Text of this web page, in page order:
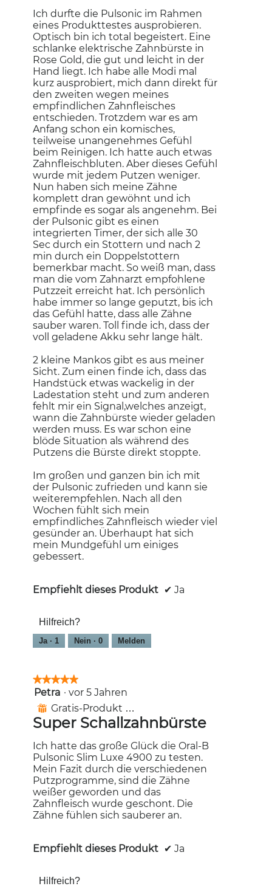
Ich durfte die Pulsonic im Rahmen
eines Produkttestes ausprobieren.
Optisch bin ich total begeistert. Eine
schlanke elektrische Zahnbürste in
Rose Gold, die gut und leicht in der
Hand liegt. Ich habe alle Modi mal
kurz ausprobiert, mich dann direkt für
den zweiten wegen meines
empfindlichen Zahnfleisches
entschieden. Trotzdem war es am
Anfang schon ein komisches,
teilweise unangenehmes Gefühl
beim Reinigen. Ich hatte auch etwas
Zahnfleischbluten. Aber dieses Gefühl
wurde mit jedem Putzen weniger.
Nun haben sich meine Zähne
komplett dran gewöhnt und ich
empfinde es sogar als angenehm. Bei
der Pulsonic gibt es einen
integrierten Timer, der sich alle 30
Sec durch ein Stottern und nach 2
min durch ein­ Doppelstottern
bemerkbar macht. So weiß man, dass
man die vom Zahnarzt empfohlene
Putzzeit erreicht hat. Ich persönlich
habe immer so lange geputzt, bis ich
das Gefühl hatte, dass alle Zähne
sauber waren. Toll finde ich, dass der
voll geladene Akku sehr lange hält.
2 kleine Mankos gibt es aus meiner
Sicht. Zum einen finde ich, dass das
Handstück etwas wackelig in der
Ladestation steht und zum anderen
fehlt mir ein Signal,welches anzeigt,
wann die Zahnbürste wieder geladen
werden muss. Es war schon eine
blöde Situation als während des
Putzens die Bürste direkt stoppte.
Im großen und ganzen bin ich mit
der Pulsonic zufrieden und kann sie
weiterempfehlen. Nach all den
Wochen fühlt sich mein
empfindliches Zahnfleisch wieder viel
gesünder an. Überhaupt hat sich
mein Mundgefühl um einiges
gebessert.
Empfiehlt dieses Produkt ✔ Ja
Hilfreich?
Ja · 1 Nein · 0 Melden
★★★★★
★★★★★
5
von
Sternen.
Petra · vor 5 Jahren
⊞ Gratis-Produkt erhalten
Super Schallzahnbürste
Ich hatte das große Glück die Oral-B
Pulsonic Slim Luxe 4900 zu testen.
Mein Fazit durch die verschiedenen
Putzprogramme, sind die Zähne
weißer geworden und das
Zahnfleisch wurde geschont. Die
Zähne fühlen sich sauberer an.
Empfiehlt dieses Produkt ✔ Ja
Hilfreich?